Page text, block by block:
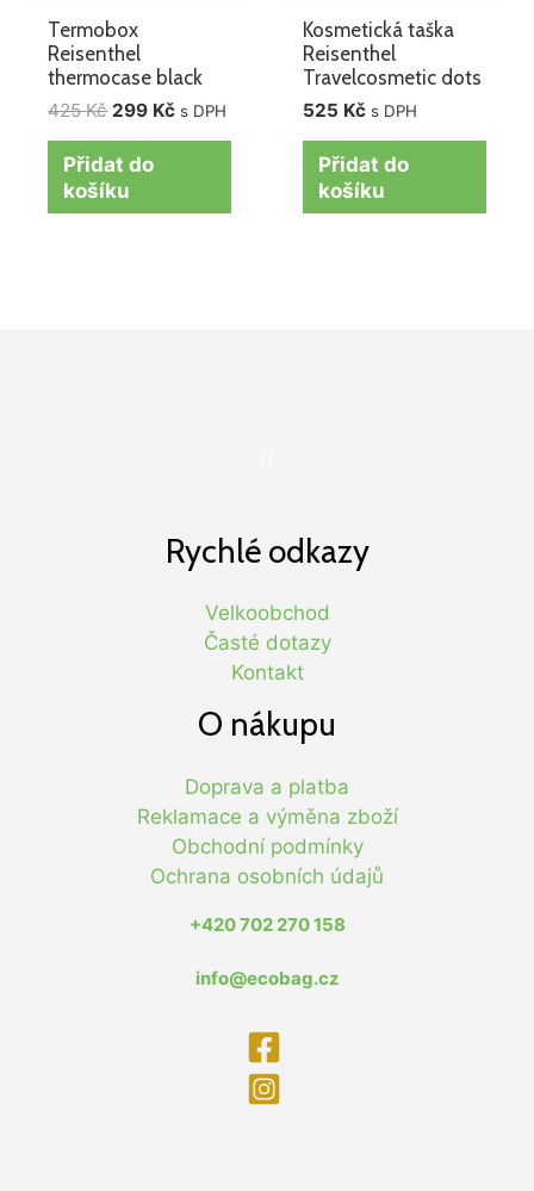
Termobox
Reisenthel
thermocase black
425Kč 299 Kč s DPH
Přidat do
košíku
Kosmetická taška
Reisenthel
Travelcosmetic dots
525 Kč s DPH
Přidat do
košíku
Rychlé odkazy
Velkoobchod
Časté dotazy
Kontakt
O nákupu
Doprava a platba
Reklamace a výměna zboží
Obchodní podmínky
Ochrana osobních údajů
+420 702 270 158
info@ecobag.cz